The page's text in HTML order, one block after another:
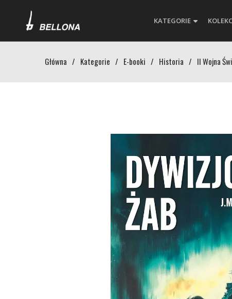
KATEGORIE
Główna / Kategorie / E-booki / Historia / II Wojna